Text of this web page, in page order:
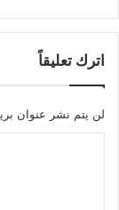
اترك تعليقاً
لن يتم نشر عنوان